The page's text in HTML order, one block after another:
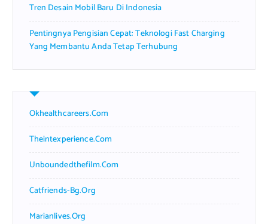
Tren Desain Mobil Baru Di Indonesia
Pentingnya Pengisian Cepat: Teknologi Fast Charging
Yang Membantu Anda Tetap Terhubung
Okhealthcareers.com
Theintexperience.com
Unboundedthefilm.com
Catfriends-Bg.org
Marianlives.org